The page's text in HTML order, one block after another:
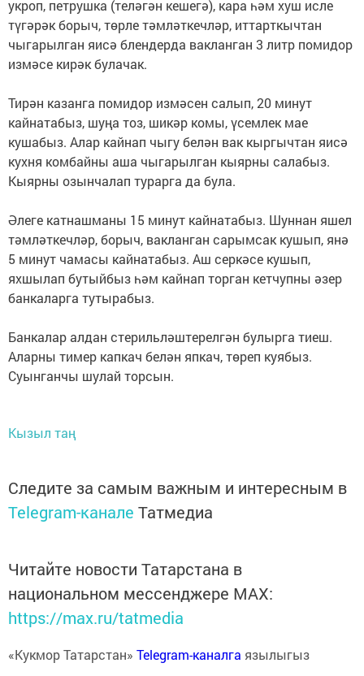
укроп, петрушка (теләгән кешегә), кара һәм хуш исле
түгәрәк борыч, төрле тәмләткечләр, иттарткычтан
чыгарылган яисә блендерда вакланган 3 литр помидор
измәсе кирәк булачак.
Тирән казанга помидор измәсен салып, 20 минут
кайнатабыз, шуңа тоз, шикәр комы, үсемлек мае
кушабыз. Алар кайнап чыгу белән вак кыргычтан яисә
кухня комбайны аша чыгарылган кыярны салабыз.
Кыярны озынчалап турарга да була.
Әлеге катнашманы 15 минут кайнатабыз. Шуннан яшел
тәмләткечләр, борыч, вакланган сарымсак кушып, янә
5 минут чамасы кайнатабыз. Аш серкәсе кушып,
яхшылап бутыйбыз һәм кайнап торган кетчупны әзер
банкаларга тутырабыз.
Банкалар алдан стерильләштерелгән булырга тиеш.
Аларны тимер капкач белән япкач, төреп куябыз.
Суынганчы шулай торсын.
Кызыл таң
Следите за самым важным и интересным в
Telegram-канале Татмедиа
Читайте новости Татарстана в
национальном мессенджере MАХ:
https://max.ru/tatmedia
«Кукмор Татарстан» Telegram-каналга язылыгыз